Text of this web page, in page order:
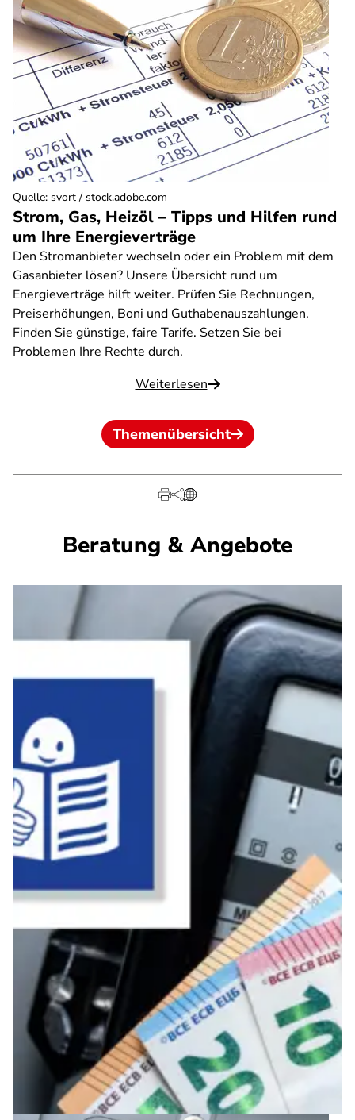
Strom, Gas, Heizöl – Tipps und Hilfen rund
um Ihre Energieverträge
Den Stromanbieter wechseln oder ein Problem mit dem
Gasanbieter lösen? Unsere Übersicht rund um
Energieverträge hilft weiter. Prüfen Sie Rechnungen,
Preiserhöhungen, Boni und Guthabenauszahlungen.
Finden Sie günstige, faire Tarife. Setzen Sie bei
Problemen Ihre Rechte durch.
Weiterlesen
Quelle: svort / stock.adobe.com
Themenübersicht
Beratung & Angebote